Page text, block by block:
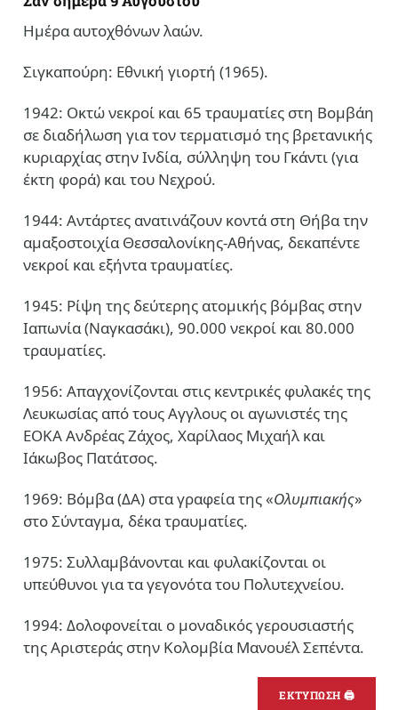
Ημέρα αυτοχθόνων λαών.
Σιγκαπούρη: Εθνική γιορτή (1965).
1942: Οκτώ νεκροί και 65 τραυματίες στη Βομβάη
σε διαδήλωση για τον τερματισμό της βρετανικής
κυριαρχίας στην Ινδία, σύλληψη του Γκάντι (για
έκτη φορά) και του Νεχρού.
1944: Αντάρτες ανατινάζουν κοντά στη Θήβα την
αμαξοστοιχία Θεσσαλονίκης-Αθήνας, δεκαπέντε
νεκροί και εξήντα τραυματίες.
1945: Ρίψη της δεύτερης ατομικής βόμβας στην
Ιαπωνία (Ναγκασάκι), 90.000 νεκροί και 80.000
τραυματίες.
1956: Απαγχονίζονται στις κεντρικές φυλακές της
Λευκωσίας από τους Αγγλους οι αγωνιστές της
ΕΟΚΑ Ανδρέας Ζάχος, Χαρίλαος Μιχαήλ και
Ιάκωβος Πατάτσος.
1969: Βόμβα (ΔΑ) στα γραφεία της «Ολυμπιακής»
στο Σύνταγμα, δέκα τραυματίες.
1975: Συλλαμβάνονται και φυλακίζονται οι
υπεύθυνοι για τα γεγονότα του Πολυτεχνείου.
1994: Δολοφονείται ο μοναδικός γερουσιαστής
της Αριστεράς στην Κολομβία Μανουέλ Σεπέντα.
ΕΚΤΥΠΩΣΗ 🖨